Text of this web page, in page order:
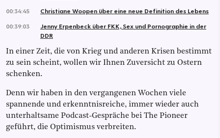
00:34:45
Christiane Woopen über eine neue Definition des Lebens
00:39:03
Jenny Erpenbeck über FKK, Sex und Pornographie in der
DDR
In einer Zeit, die von Krieg und anderen Krisen bestimmt
zu sein scheint, wollen wir Ihnen Zuversicht zu Ostern
schenken.
Denn wir haben in den vergangenen Wochen viele
spannende und erkenntnisreiche, immer wieder auch
unterhaltsame Podcast-Gespräche bei The Pioneer
geführt, die Optimismus verbreiten.